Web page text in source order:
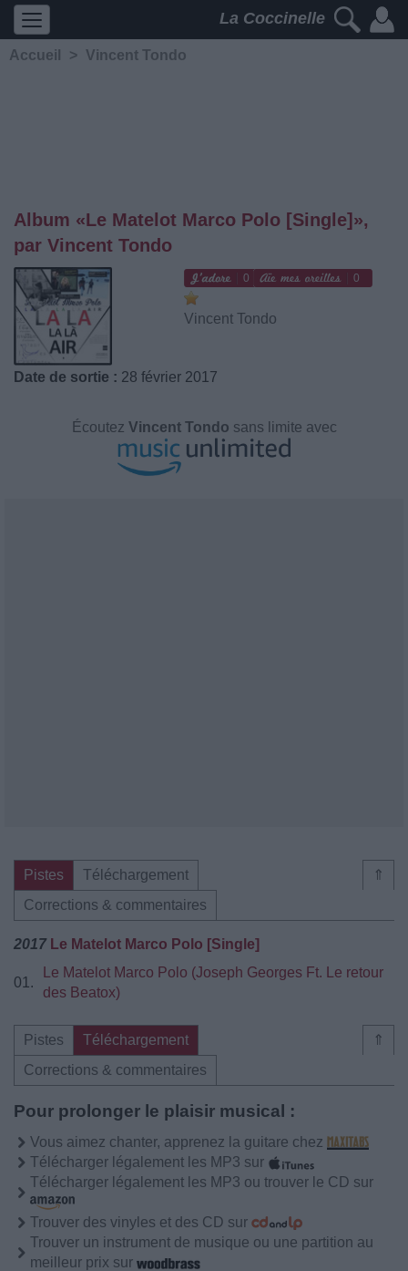
La Coccinelle
Accueil > Vincent Tondo
Album «Le Matelot Marco Polo [Single]»,
par Vincent Tondo
0 0
Vincent Tondo
Date de sortie : 28 février 2017
Écoutez Vincent Tondo sans limite avec
⇑
Pistes
Téléchargement
Corrections & commentaires
2017 Le Matelot Marco Polo [Single]
01.
Le Matelot Marco Polo (Joseph Georges Ft. Le retour
des Beatox)
⇑
Pistes
Téléchargement
Corrections & commentaires
Pour prolonger le plaisir musical :
Vous aimez chanter, apprenez la guitare chez
Télécharger légalement les MP3 sur
Télécharger légalement les MP3 ou trouver le CD sur
Trouver des vinyles et des CD sur
Trouver un instrument de musique ou une partition au
meilleur prix sur